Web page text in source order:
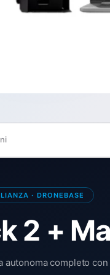
· DRONEBASE
2 +
autonoma completo